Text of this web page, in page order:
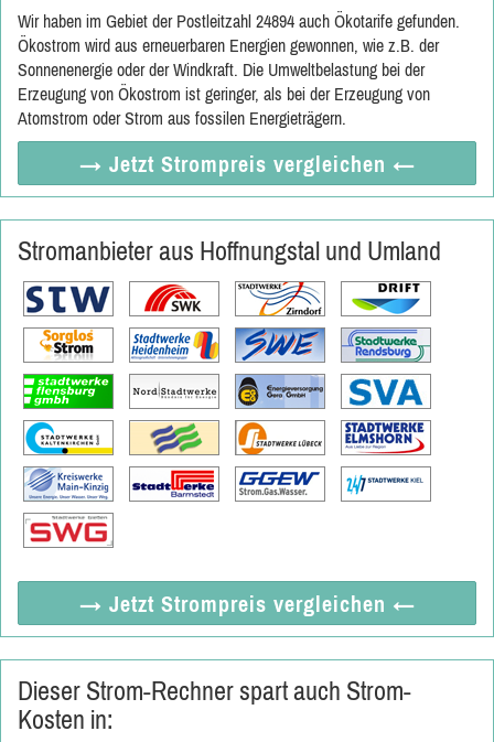
Wir haben im Gebiet der Postleitzahl 24894 auch Ökotarife gefunden.
Ökostrom wird aus erneuerbaren Energien gewonnen, wie z.B. der
Sonnenenergie oder der Windkraft. Die Umweltbelastung bei der
Erzeugung von Ökostrom ist geringer, als bei der Erzeugung von
Atomstrom oder Strom aus fossilen Energieträgern.
→ Jetzt Strompreis vergleichen ←
Stromanbieter aus Hoffnungstal und Umland
→ Jetzt Strompreis vergleichen ←
Dieser Strom-Rechner spart auch Strom-
Kosten in: